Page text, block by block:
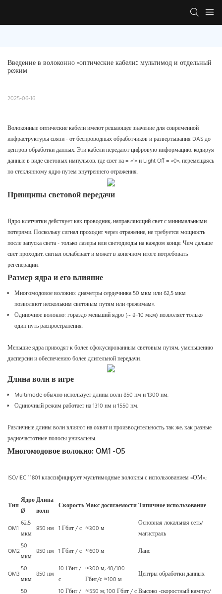
Введение в волоконно -оптические кабели: мультимод и отдельный
режим
2025-06-16
Волоконные оптические кабели имеют решающее значение для современной
инфраструктуры связи - от беспроводных обработчиков и развертывания DAS до
центров обработки данных. Эти кабели передают цифровую информацию, кодируя
данные в виде световых импульсов, где свет на = «1» и Light Off = «0», перемещаясь
по стеклянному ядро ​​путем внутреннего отражения.
Принципы световой передачи
Ядро клетчатки действует как проводник, направляющий свет с минимальными
потерями. Поскольку сигнал проходит через отражение, не требуется мощность
после запуска света - только лазеры или светодиоды на каждом конце. Чем дальше
свет проходит, сигнал ослабевает и может в конечном итоге потребовать
регенерации.
Размер ядра и его влияние
Многомодовое волокно: диаметры сердечника 50 мкм или 62,5 мкм
позволяют нескольким световым путям или «режимам».
Одиночное волокно: гораздо меньший ядро ​​(~ 8–10 мкм) позволяет только
один путь распространения.
Меньшие ядра приводят к более сфокусированным световым путям, уменьшению
дисперсии и обеспечению более длительной передачи.
Длина волн в игре
Multimode обычно использует длины волн 850 нм и 1300 нм.
Одиночный режим работает на 1310 нм и 1550 нм.
Различные длины волн влияют на охват и производительность, так же, как разные
радиочастотные полосы уникальны.
Многомодовое волокно: OM1 -O5
ISO/IEC 11801 классифицирует мультимодные волокны с использованием «ОМ».:
Тип
Ядро
Ø
Длина
волн
СкоростьМакс досягаемостиТипичное использование
OM1
62,5
мкм
850 нм 1 Гбит / с ≈300 м
Основная локальная сеть/
магистраль
OM2
50
мкм
850 нм 1 Гбит / с ≈600 м Ланс
OM3
50
мкм
850 нм
10 Гбит /
с
≈300 м; 40/100
Гбит/с ≈100 м
Центры обработки данных
50
10 Гбит / ≈550 м; 100 Гбит / сВысоко -скоростный кампус/